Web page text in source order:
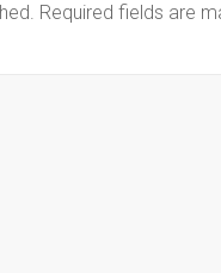
Required fields are